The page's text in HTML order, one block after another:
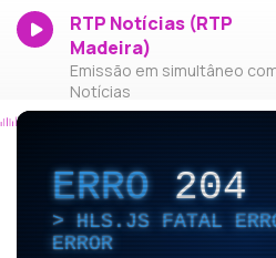
RTP Notícias (RTP
Madeira)
Emissão em simultâneo
Notícias
ERRO204
HLS.JS FATAL
ERROR